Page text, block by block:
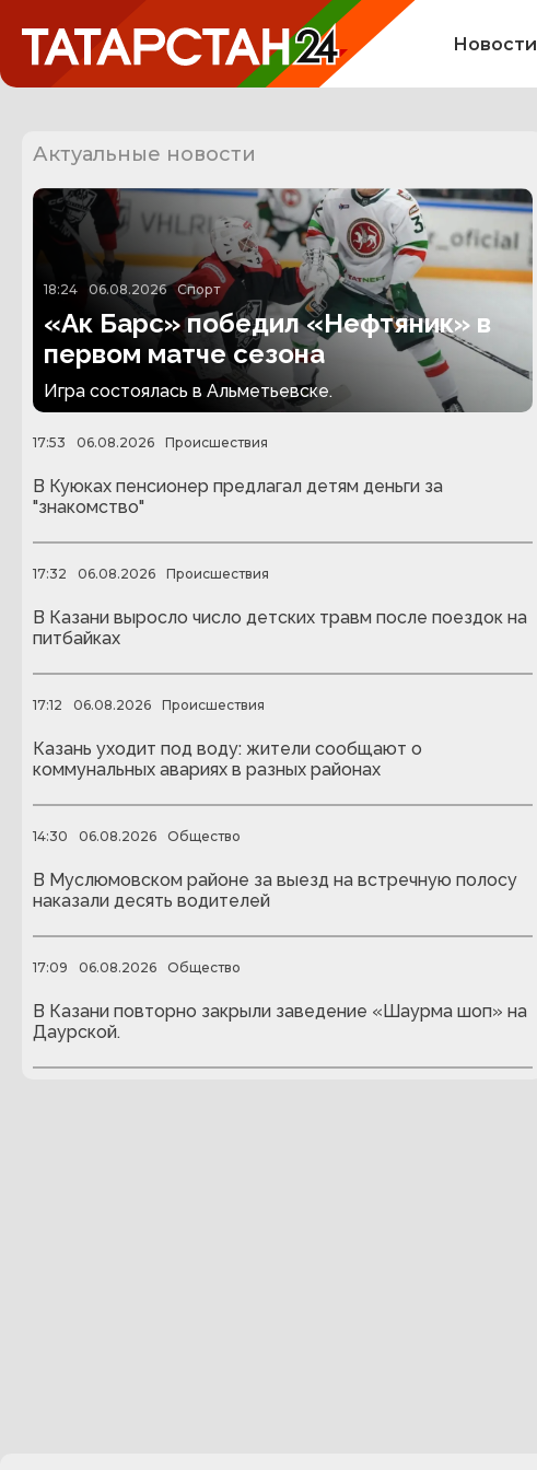
Новости
Актуальные новости
18:24 06.08.2026 Спорт
«Ак Барс» победил «Нефтяник» в
первом матче сезона
Игра состоялась в Альметьевске.
17:53 06.08.2026 Происшествия
В Куюках пенсионер предлагал детям деньги за
"знакомство"
17:32 06.08.2026 Происшествия
В Казани выросло число детских травм после поездок на
питбайках
17:12 06.08.2026 Происшествия
Казань уходит под воду: жители сообщают о
коммунальных авариях в разных районах
14:30 06.08.2026 Общество
В Муслюмовском районе за выезд на встречную полосу
наказали десять водителей
17:09 06.08.2026 Общество
В Казани повторно закрыли заведение «Шаурма шоп» на
Даурской.